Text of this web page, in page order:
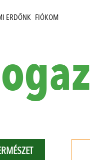
ERDŐNK FIÓKOM